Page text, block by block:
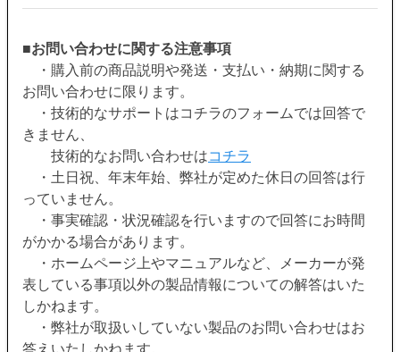
■お問い合わせに関する注意事項
・購入前の商品説明や発送・支払い・納期に関する
お問い合わせに限ります。
・技術的なサポートはコチラのフォームでは回答で
きません、
技術的なお問い合わせはコチラ
・土日祝、年末年始、弊社が定めた休日の回答は行
っていません。
・事実確認・状況確認を行いますので回答にお時間
がかかる場合があります。
・ホームページ上やマニュアルなど、メーカーが発
表している事項以外の製品情報についての解答はいた
しかねます。
・弊社が取扱いしていない製品のお問い合わせはお
答えいたしかねます。